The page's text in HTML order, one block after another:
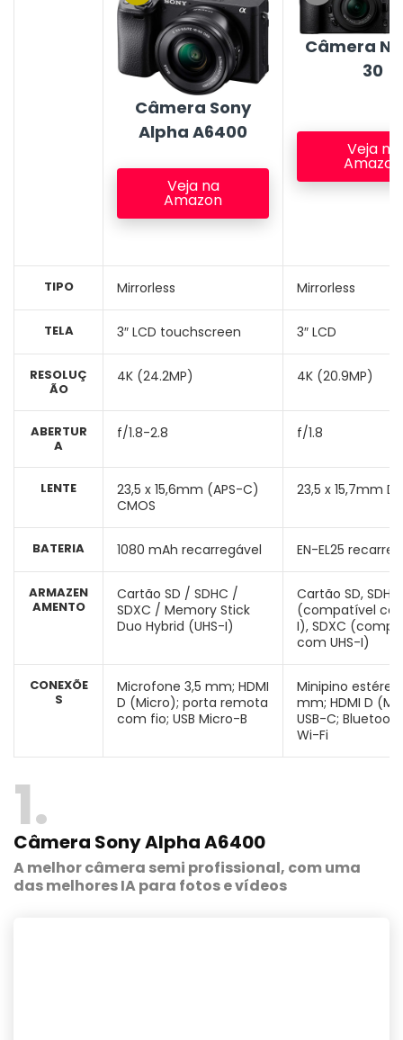
TIPO
TELA
RESOLUÇ
ÃO
ABERTUR
A
LENTE
BATERIA
ARMAZEN
AMENTO
CONEXÕE
S
Câmera Sony
Alpha A6400
Veja na
Amazon
Mirrorless
3″ LCD touchscreen
4K (24.2MP)
f/1.8-2.8
23,5 x 15,6mm (APS-C)
CMOS
1080 mAh recarregável
Cartão SD / SDHC /
SDXC / Memory Stick
Duo Hybrid (UHS-I)
Microfone 3,5 mm; HDMI
D (Micro); porta remota
com fio; USB Micro-B
Câmera
30
Veja na
Amazon
Mirrorless
3″ LCD
4K (20.9MP)
f/1.8
23,5 x 15,7mm
EN-EL25
Cartão SD, SDHC
(compatível
I), SDXC
com UHS-I)
Minipino estéreo
mm; HDMI D
USB-C;
Wi-Fi
1
Câmera Sony Alpha A6400
A melhor câmera semi profissional, com uma
das melhores IA para fotos e vídeos